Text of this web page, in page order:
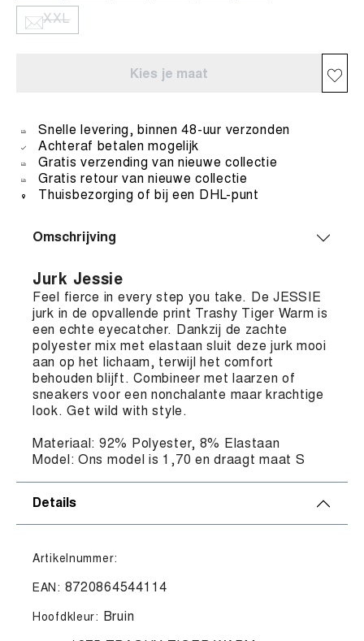
XXL
Kies je maat
Snelle levering, binnen 48-uur verzonden
Achteraf betalen mogelijk
Gratis verzending van nieuwe collectie
Gratis retour van nieuwe collectie
Thuisbezorging of bij een DHL-punt
Omschrijving
Jurk Jessie
Feel fierce in every step you take. De JESSIE
jurk in de opvallende print Trashy Tiger Warm is
een echte eyecatcher. Dankzij de zachte
polyester mix met elastaan sluit deze jurk mooi
aan op het lichaam, terwijl het comfort
behouden blijft. Combineer met laarzen of
sneakers voor een nonchalante maar krachtige
look. Get wild with style.
Materiaal: 92% Polyester, 8% Elastaan
Model: Ons model is 1,70 en draagt maat S
Details
Artikelnummer:
EAN: 8720864544114
Hoofdkleur: Bruin